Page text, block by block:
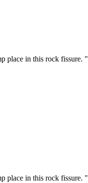
place in this rock fissure. "
place in this rock fissure. "